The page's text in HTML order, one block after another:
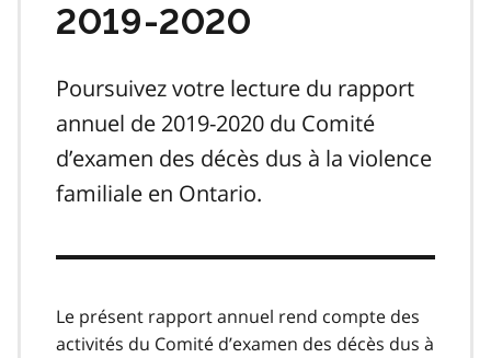
2019-2020
Poursuivez votre lecture du rapport
annuel de 2019-2020 du Comité
d’examen des décès dus à la violence
familiale en Ontario.
Le présent rapport annuel rend compte des
activités du Comité d’examen des décès dus à